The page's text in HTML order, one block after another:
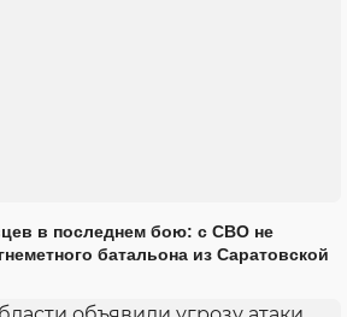
в последнем бою: с СВО не
батальона из Саратовской